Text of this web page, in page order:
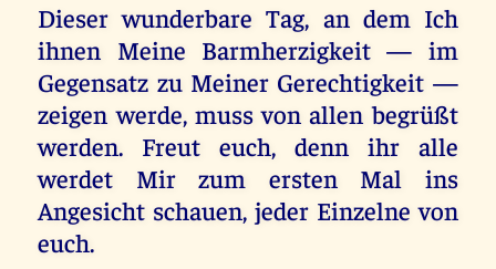
Dieser wunderbare Tag, an dem Ich
ihnen Meine Barmherzigkeit — im
Gegensatz zu Meiner Gerechtigkeit —
zeigen werde, muss von allen begrüßt
werden. Freut euch, denn ihr alle
werdet Mir zum ersten Mal ins
Angesicht schauen, jeder Einzelne von
euch.